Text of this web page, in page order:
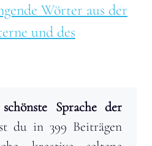
Wörter aus der
und des
Sprache der
du in 399 Beiträgen